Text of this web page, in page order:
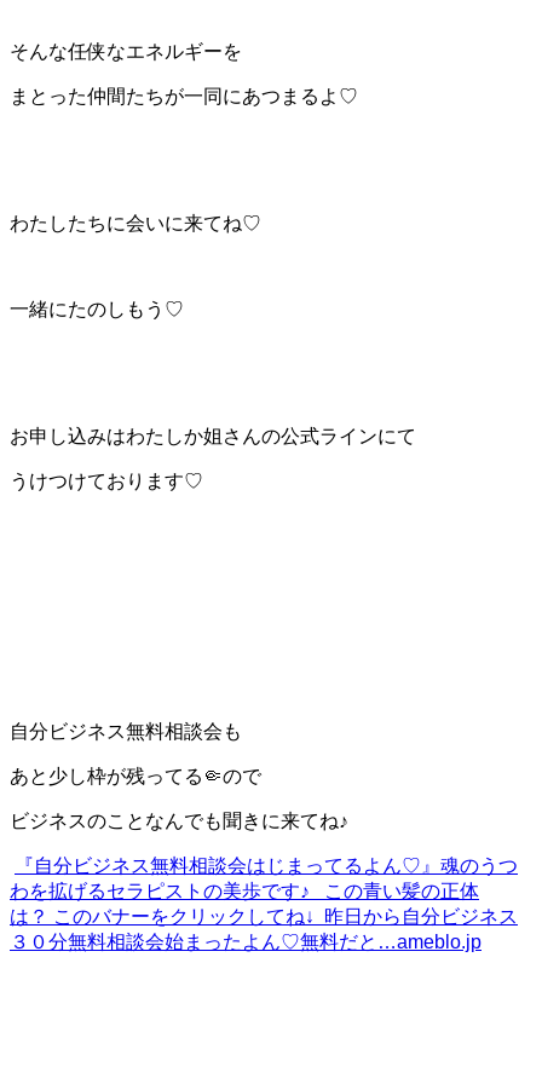
そんな任侠なエネルギーを
まとった仲間たちが一同にあつまるよ♡
わたしたちに会いに来てね♡
一緒にたのしもう♡
お申し込みはわたしか姐さんの公式ラインにて
うけつけております♡
自分ビジネス無料相談会も
あと少し枠が残ってる🤏ので
ビジネスのことなんでも聞きに来てね♪
『自分ビジネス無料相談会はじまってるよん♡』 魂のうつ
わを拡げるセラピストの美歩です♪ この青い髪の正体
は？ このバナーをクリックしてね↓ 昨日から自分ビジネス
３０分無料相談会始まったよん♡無料だと…ameblo.jp